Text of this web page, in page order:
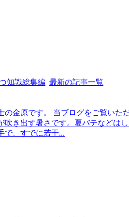
知識総集編 最新の記事一覧
金原です。 当ブログをご覧いた
吹き出す暑さです。夏バテなどは
で、すでに若干...